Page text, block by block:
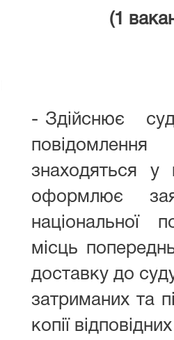
(1
- Здійснює
знаходяться у
оформлює
національної
місць
доставку до
затриманих та
копії